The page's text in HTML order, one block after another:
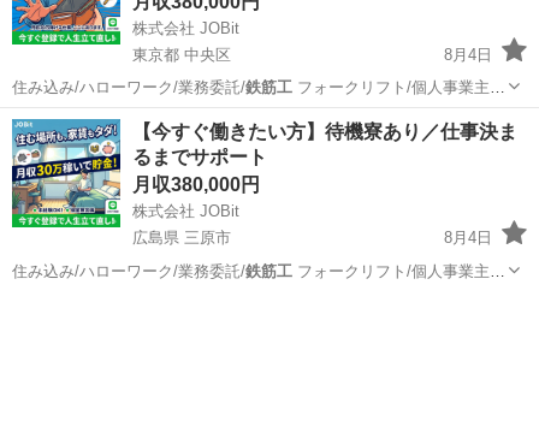
株式会社 JOBit
東京都 中央区
8月4日
住み込み/ハローワーク/業務委託/鉄筋工フォークリフト/個人事業主/
ービス…
東京 中央区 物流 住み込み
【今すぐ働きたい方】待機寮あり／仕事決ま
るまでサポート
月収380,000円
株式会社 JOBit
広島県 三原市
8月4日
住み込み/ハローワーク/業務委託/鉄筋工フォークリフト/個人事業主/